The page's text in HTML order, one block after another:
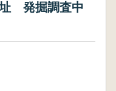
発掘調査中